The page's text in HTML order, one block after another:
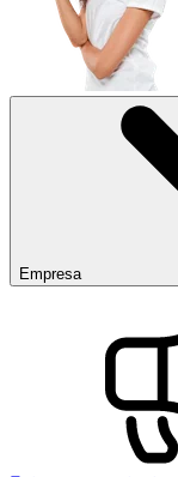
Empresa